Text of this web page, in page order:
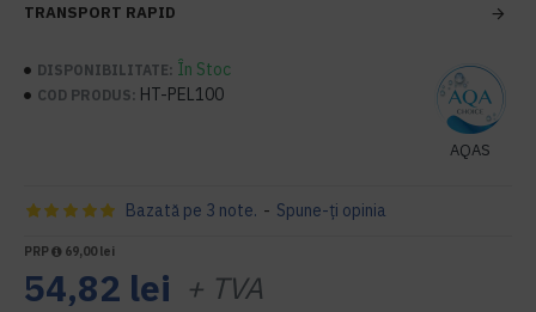
TRANSPORT RAPID
DISPONIBILITATE: În Stoc
COD PRODUS: HT-PEL100
AQAS
Bazată pe 3 note. - Spune-ţi opinia
PRP 69,00 lei
54,82 lei + TVA